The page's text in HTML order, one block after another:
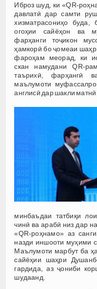
Иброз шуд, ки «QR-
давлатӣ дар самти
хизматрасониҳо буда,
огоҳии сайёҳон ва
фарҳанги тоҷикон
ҳамкорӣ бо ҷомеаи
фароҳам меорад, ки
скан намудани QR-
таърихӣ, фарҳангӣ
маълумоти
англисӣ дар шакли
минбаъдаи татбиқи
чинӣ ва арабӣ низ дар
«QR-роҳнамо» аз
назди иншооти муҳими
Маълумоти марбут ба
сайёҳии шаҳри
гардида, аз ҷониби
шудаанд.